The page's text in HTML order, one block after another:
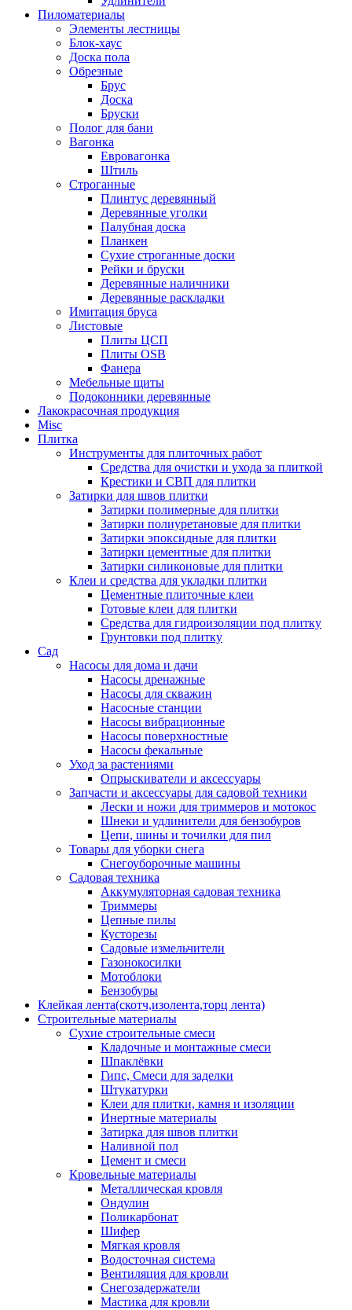
Пиломатериалы
Элементы лестницы
Блок-хаус
Доска пола
Обрезные
Брус
Доска
Бруски
Полог для бани
Вагонка
Евровагонка
Штиль
Строганные
Плинтус деревянный
Деревянные уголки
Палубная доска
Планкен
Сухие строганные доски
Рейки и бруски
Деревянные наличники
Деревянные раскладки
Имитация бруса
Листовые
Плиты ЦСП
Плиты OSB
Фанера
Мебельные щиты
Подоконники деревянные
Лакокрасочная продукция
Misc
Плитка
Инструменты для плиточных работ
Средства для очистки и ухода за плиткой
Крестики и СВП для плитки
Затирки для швов плитки
Затирки полимерные для плитки
Затирки полиуретановые для плитки
Затирки эпоксидные для плитки
Затирки цементные для плитки
Затирки силиконовые для плитки
Клеи и средства для укладки плитки
Цементные плиточные клеи
Готовые клеи для плитки
Средства для гидроизоляции под плитку
Грунтовки под плитку
Сад
Насосы для дома и дачи
Насосы дренажные
Насосы для скважин
Насосные станции
Насосы вибрационные
Насосы поверхностные
Насосы фекальные
Уход за растениями
Опрыскиватели и аксессуары
Запчасти и аксессуары для садовой техники
Лески и ножи для триммеров и мотокос
Шнеки и удлинители для бензобуров
Цепи, шины и точилки для пил
Товары для уборки снега
Снегоуборочные машины
Садовая техника
Аккумуляторная садовая техника
Триммеры
Цепные пилы
Кусторезы
Садовые измельчители
Газонокосилки
Мотоблоки
Бензобуры
Клейкая лента(скотч,изолента,торц лента)
Строительные материалы
Сухие строительные смеси
Кладочные и монтажные смеси
Шпаклёвки
Гипс, Смеси для заделки
Штукатурки
Клеи для плитки, камня и изоляции
Инертные материалы
Затирка для швов плитки
Наливной пол
Цемент и смеси
Кровельные материалы
Металлическая кровля
Ондулин
Поликарбонат
Шифер
Мягкая кровля
Водосточная система
Вентиляция для кровли
Снегозадержатели
Мастика для кровли